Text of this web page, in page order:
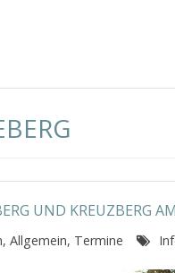
UND KREUZBERG
, Allgemein, Termine